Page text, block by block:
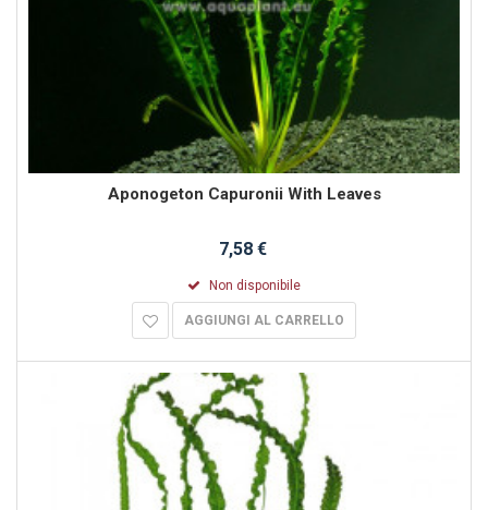
Aponogeton Capuronii With Leaves
7,58 €
Non disponibile
AGGIUNGI AL CARRELLO